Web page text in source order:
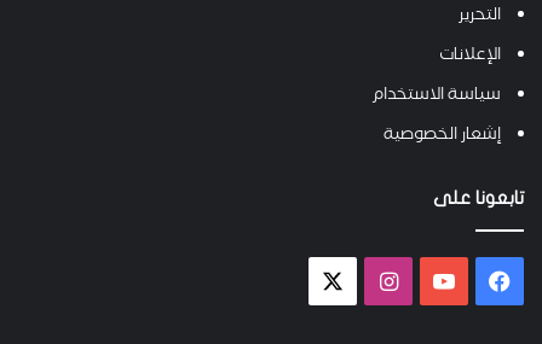
التحرير
الإعلانات
سياسة الاستخدام
إشعار الخصوصية
تابعونا على
فيسبوك يوتيوب انستقرام